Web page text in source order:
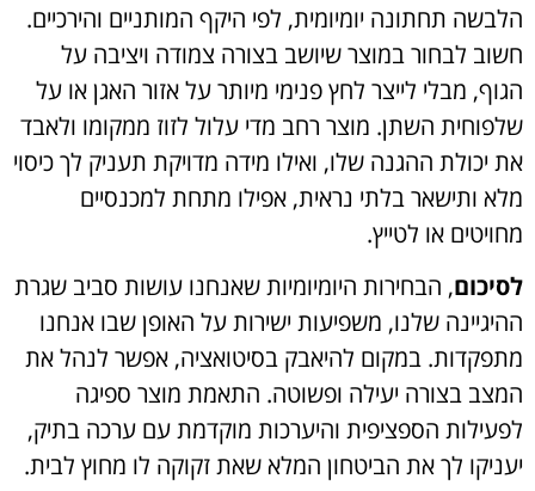
הלבשה תחתונה יומיומית, לפי היקף המותניים והירכיים.
חשוב לבחור במוצר שיושב בצורה צמודה ויציבה על
הגוף, מבלי לייצר לחץ פנימי מיותר על אזור האגן או על
שלפוחית השתן. מוצר רחב מדי עלול לזוז ממקומו ולאבד
את יכולת ההגנה שלו, ואילו מידה מדויקת תעניק לך כיסוי
מלא ותישאר בלתי נראית, אפילו מתחת למכנסיים
מחויטים או לטייץ.
לסיכום, הבחירות היומיומיות שאנחנו עושות סביב שגרת
ההיגיינה שלנו, משפיעות ישירות על האופן שבו אנחנו
מתפקדות. במקום להיאבק בסיטואציה, אפשר לנהל את
המצב בצורה יעילה ופשוטה. התאמת מוצר ספיגה
לפעילות הספציפית והיערכות מוקדמת עם ערכה בתיק,
יעניקו לך את הביטחון המלא שאת זקוקה לו מחוץ לבית.